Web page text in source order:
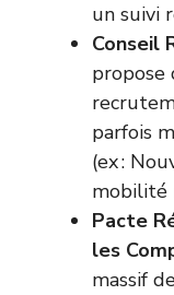
un suivi
Conseil
propose
parfois
(ex :
mobilité
Pacte
les
massif